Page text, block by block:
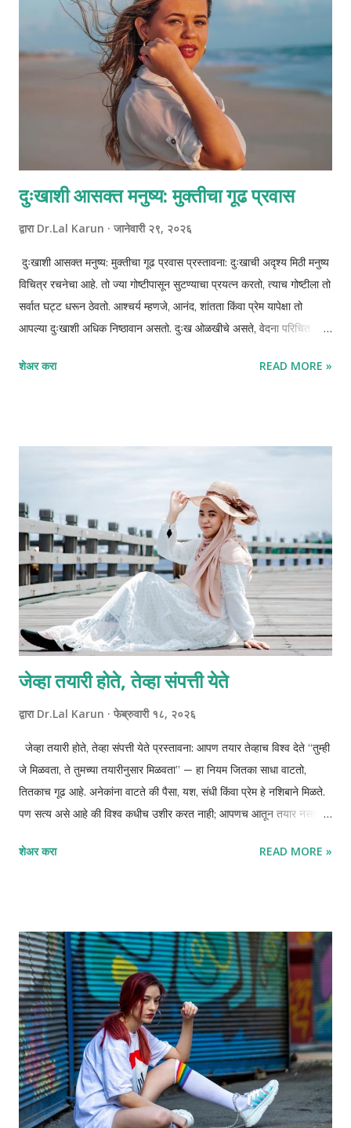
दुःखाशी आसक्त मनुष्य: मुक्तीचा गूढ प्रवास
द्वारा Dr.Lal Karun जानेवारी २९, २०२६
दुःखाशी आसक्त मनुष्य: मुक्तीचा गूढ प्रवास प्रस्तावना: दुःखाची अदृश्य मिठी मनुष्य
विचित्र रचनेचा आहे. तो ज्या गोष्टीपासून सुटण्याचा प्रयत्न करतो, त्याच गोष्टीला तो
सर्वात घट्ट धरून ठेवतो. आश्चर्य म्हणजे, आनंद, शांतता किंवा प्रेम यापेक्षा तो
आपल्या दुःखाशी अधिक निष्ठावान असतो. दुःख ओळखीचे असते, वेदना परिचित
दुःख हे केवळ अनुभव नसून एक आसक्ती आहे—अहंकाराची, स्मृतीची आणि
भीती. काळ जसजसा पुढे जातो, तसतसे हे अनुभव मनात खोलवर साठतात. हळूहळू
दुःख हे तात्पुरते न राहता एक मानसिक निवासस्थान बनते. मन विचार करू लागतो:
“मी असा आहे कारण माझ्याबरोबर हे घडले” “माझे दुःखच माझी कथा आहे” “वेदना
नसतील तर मी कोण आहे?” अशा प्रकारे दुःख ओळखीचा भाग बनते. अहंकार आणि
वेदना यांचे सूक्ष्म नाते अहंका...
शेअर करा READ MORE »
जेव्हा तयारी होते, तेव्हा संपत्ती येते
द्वारा Dr.Lal Karun फेब्रुवारी १८, २०२६
जेव्हा तयारी होते, तेव्हा संपत्ती येते प्रस्तावना: आपण तयार तेव्हाच विश्व देते “तुम्ही
जे मिळवता, ते तुमच्या तयारीनुसार मिळवता” — हा नियम जितका साधा वाटतो,
तितकाच गूढ आहे. अनेकांना वाटते की पैसा, यश, संधी किंवा प्रेम हे नशिबाने मिळते.
पण सत्य असे आहे की विश्व कधीच उशीर करत नाही; आपणच आतून तयार नसतो.
वेगवेगळ्या शब्दांत एकच तत्त्व सांगितले — तुमची अंतर्गत अवस्था तुमच्या बाह्य
महाराष्ट्रात समृद्धी म्हणजे भरलेले घर, समाधानाची झोप, आदर, आरोग्य, आणि पुढच्या
पिढीसाठी सुरक्षित पाया. दिवाळीत आपण लक्ष्मीपूजन करतो, पण त्यामागे केवळ धन
नव्हे तर “शुभ-लाभ” ही संकल्पना आहे — शुभ विचार आणि योग्य कृतीतून येणारा
लाभ. जर तुम्हाला अधिक पैसा हवा असेल, तर आधी स्वतःला विचारा: मी तो पैसा
सांभाळण्यास तयार आहे का? माझ...
शेअर करा READ MORE »